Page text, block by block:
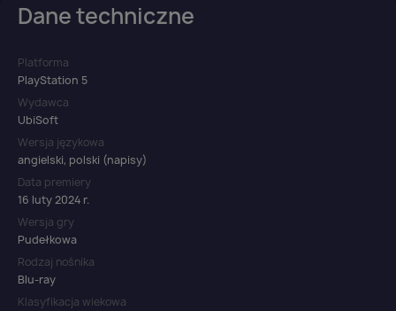
Dane techniczne
Platforma
PlayStation 5
Wydawca
UbiSoft
Wersja językowa
angielski, polski (napisy)
Data premiery
16 luty 2024 r.
Wersja gry
Pudełkowa
Rodzaj nośnika
Blu-ray
Klasyfikacja wiekowa